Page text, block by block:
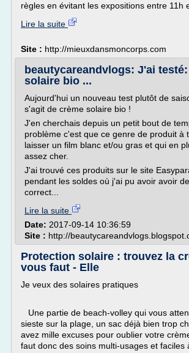
règles en évitant les expositions entre 11h
Lire la suite
Site : http://mieuxdansmoncorps.com
beautycareandvlogs: J'ai
solaire bio ...
Aujourd'hui un nouveau test plutôt de
s'agit de crème solaire bio !
J'en cherchais depuis un petit bout de
problème c'est que ce genre de produit à
laisser un film blanc et/ou gras et qui en
assez cher.
J'ai trouvé ces produits sur le site
pendant les soldes où j'ai pu avoir avoir
correct...
Lire la suite
Date: 2017-09-14 10:36:59
Site : http://
Protection solaire : trouvez la
vous faut - Elle
Je veux des solaires pratiques
Une partie de beach-volley qui vous
sieste sur la plage, un sac déjà bien trop
avez mille excuses pour oublier votre
faut donc des soins multi-usages et faciles